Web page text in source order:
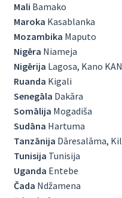
Mali Bamako
Maroka Kasablanka
Mozambika Maputo
Nigēra Niameja
Nigērija Lagosa, Kano
Ruanda Kigali
Senegāla Dakāra
Somālija Mogadiša
Sudāna Hartuma
Tanzānija Dāresalāma,
Tunisija Tunisija
Uganda Entebe
Čada Ndžamena